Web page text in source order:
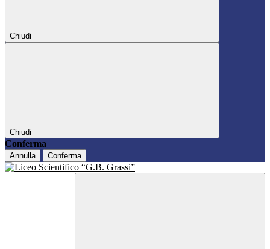
Chiudi
Chiudi
Conferma
Annulla Conferma